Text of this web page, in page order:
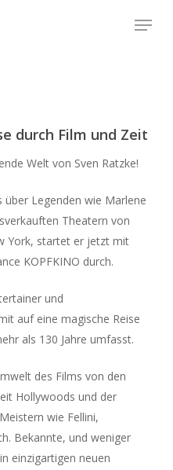
Menu
durch Film und Zeit
Welt von Sven Ratzke!
über Legenden wie Marlene
Theatern von
York, startet er jetzt mit
KOPFKINO durch.
und
auf eine magische Reise
als 130 Jahre umfasst.
des Films von den
Hollywoods und der
wie Fellini,
Bekannte, und weniger
einzigartigen neuen